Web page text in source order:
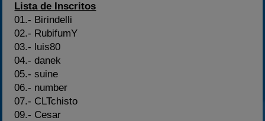
Lista de Inscritos
01.- Birindelli
02.- RubifumY
03.- luis80
04.- danek
05.- suine
06.- number
07.- CLTchisto
09.- Cesar